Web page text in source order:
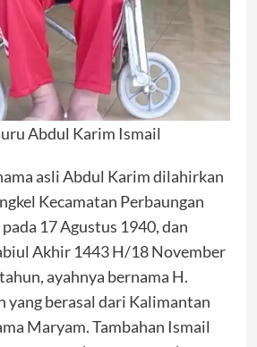
Abdul Karim Ismail
asli Abdul Karim dilahirkan
Kecamatan Perbaungan
17 Agustus 1940, dan
Akhir 1443 H/18 November
ayahnya bernama H.
yang berasal dari Kalimantan
Maryam. Tambahan Ismail